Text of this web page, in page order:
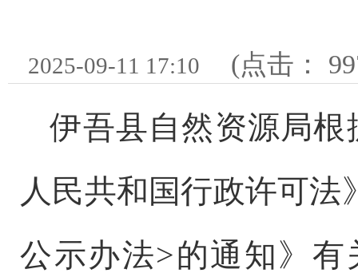
2025-09-11 17:10 (点击：
伊吾县自然资源局
人民共和国行政许可法
公示办法>的通知》有